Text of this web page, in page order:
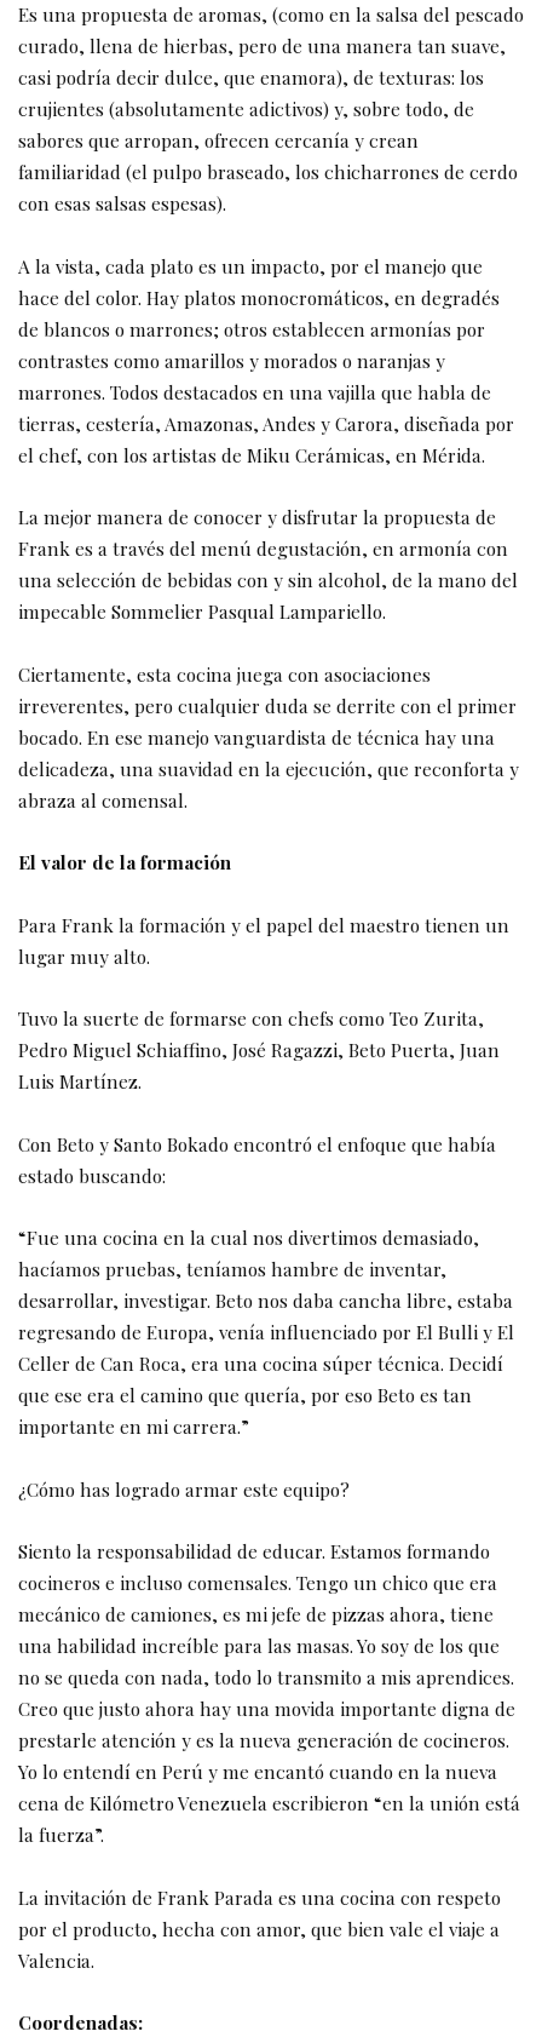
Es una propuesta de aromas, (como en la salsa del pescado
curado, llena de hierbas, pero de una manera tan suave,
casi podría decir dulce, que enamora), de texturas: los
crujientes (absolutamente adictivos) y, sobre todo, de
sabores que arropan, ofrecen cercanía y crean
familiaridad (el pulpo braseado, los chicharrones de cerdo
con esas salsas espesas).
A la vista, cada plato es un impacto, por el manejo que
hace del color. Hay platos monocromáticos, en degradés
de blancos o marrones; otros establecen armonías por
contrastes como amarillos y morados o naranjas y
marrones. Todos destacados en una vajilla que habla de
tierras, cestería, Amazonas, Andes y Carora, diseñada por
el chef, con los artistas de Miku Cerámicas, en Mérida.
La mejor manera de conocer y disfrutar la propuesta de
Frank es a través del menú degustación, en armonía con
una selección de bebidas con y sin alcohol, de la mano del
impecable Sommelier Pasqual Lampariello.
Ciertamente, esta cocina juega con asociaciones
irreverentes, pero cualquier duda se derrite con el primer
bocado. En ese manejo vanguardista de técnica hay una
delicadeza, una suavidad en la ejecución, que reconforta y
abraza al comensal.
El valor de la formación
Para Frank la formación y el papel del maestro tienen un
lugar muy alto.
Tuvo la suerte de formarse con chefs como Teo Zurita,
Pedro Miguel Schiaffino, José Ragazzi, Beto Puerta, Juan
Luis Martínez.
Con Beto y Santo Bokado encontró el enfoque que había
estado buscando:
“Fue una cocina en la cual nos divertimos demasiado,
hacíamos pruebas, teníamos hambre de inventar,
desarrollar, investigar. Beto nos daba cancha libre, estaba
regresando de Europa, venía influenciado por El Bulli y El
Celler de Can Roca, era una cocina súper técnica. Decidí
que ese era el camino que quería, por eso Beto es tan
importante en mi carrera.”
¿Cómo has logrado armar este equipo?
Siento la responsabilidad de educar. Estamos formando
cocineros e incluso comensales. Tengo un chico que era
mecánico de camiones, es mi jefe de pizzas ahora, tiene
una habilidad increíble para las masas. Yo soy de los que
no se queda con nada, todo lo transmito a mis aprendices.
Creo que justo ahora hay una movida importante digna de
prestarle atención y es la nueva generación de cocineros.
Yo lo entendí en Perú y me encantó cuando en la nueva
cena de Kilómetro Venezuela escribieron “en la unión está
la fuerza”.
La invitación de Frank Parada es una cocina con respeto
por el producto, hecha con amor, que bien vale el viaje a
Valencia.
Coordenadas: